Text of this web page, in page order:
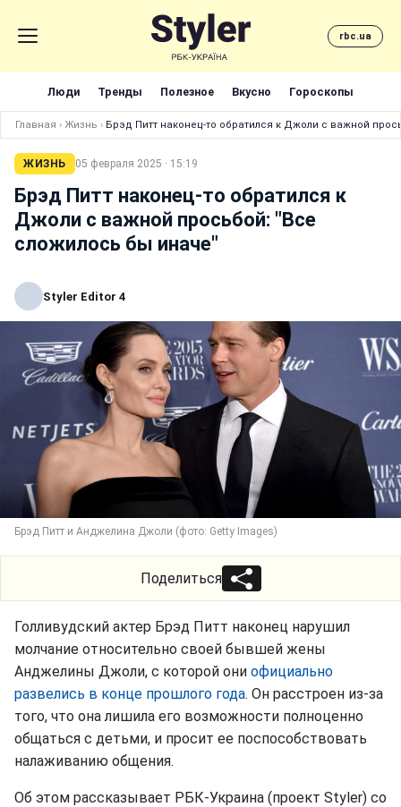
rbc.ua
Люди Тренды Полезное Вкусно Гороскопы
Главная › Жизнь › Брэд Питт наконец-то обратился к Джоли с важной
ЖИЗНЬ 05 февраля 2025 · 15:19
Брэд Питт наконец-то обратился к
Джоли с важной просьбой: "Все
сложилось бы иначе"
Styler Editor 4
Брэд Питт и Анджелина Джоли (фото: Getty Images)
Поделиться
Голливудский актер Брэд Питт наконец нарушил
молчание относительно своей бывшей жены
Анджелины Джоли, с которой они официально
развелись в конце прошлого года. Он расстроен из-за
того, что она лишила его возможности полноценно
общаться с детьми, и просит ее поспособствовать
налаживанию общения.
Об этом рассказывает РБК-Украина (проект Styler) со